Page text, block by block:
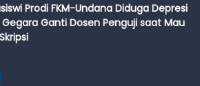
Prodi FKM-Undana Diduga Depresi
Ganti Dosen Penguji saat Mau